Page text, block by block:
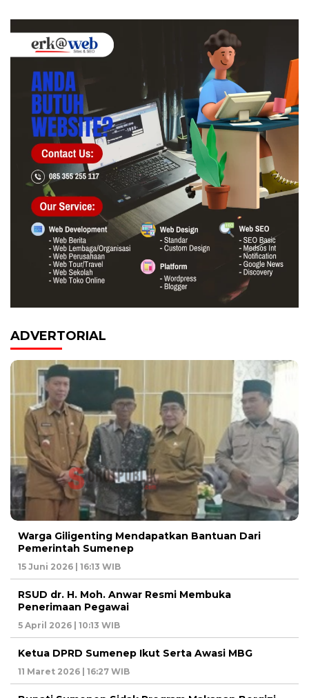
ADVERTORIAL
Warga Giligenting Mendapatkan Bantuan Dari
Pemerintah Sumenep
15 Juni 2026 | 16:13 WIB
RSUD dr. H. Moh. Anwar Resmi Membuka
Penerimaan Pegawai
5 April 2026 | 10:13 WIB
Ketua DPRD Sumenep Ikut Serta Awasi MBG
11 Maret 2026 | 16:27 WIB